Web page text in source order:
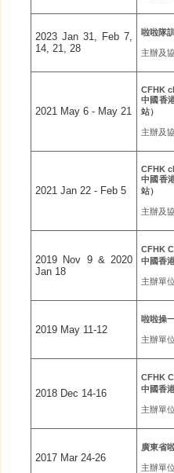
2023 Jan 31, Feb 7,
14, 21, 28
啦啦隊
主辦及
2021 May 6 - May 21
CFHK
中國香
站）
主辦及
2021 Jan 22 - Feb 5
CFHK
中國香
站）
主辦及
2019 Nov 9 & 2020
Jan 18
CFHK
中國香
主辦單
2019 May 11-12
啦啦操
主辦單
2018 Dec 14-16
CFHK
中國香
主辦單
2017 Mar 24-26
廣東省
主辦單